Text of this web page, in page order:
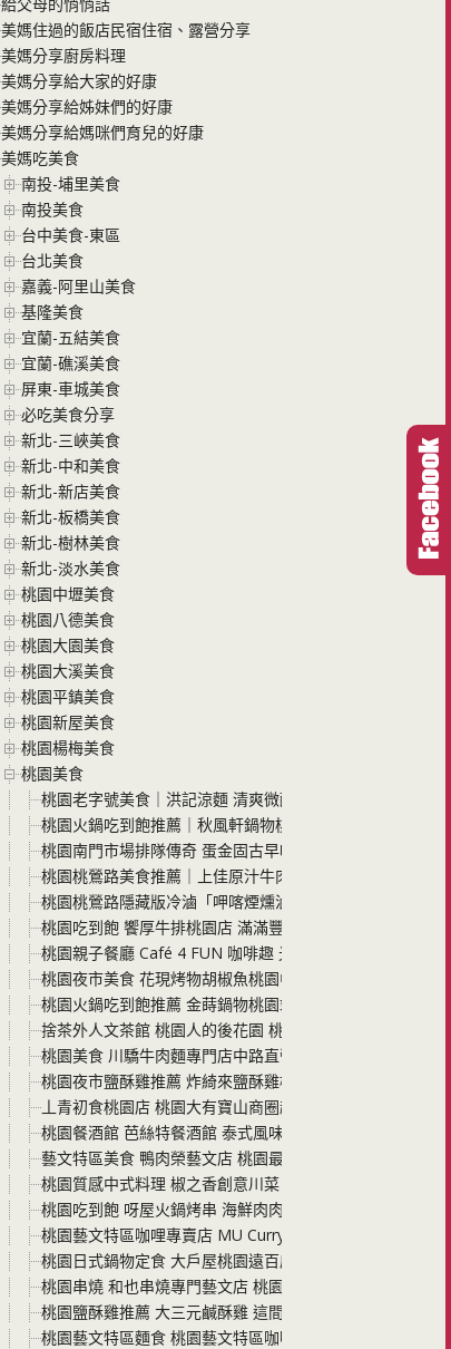
美媽住過的飯店民宿住宿、露營分享
美媽分享廚房料理
美媽分享給大家的好康
美媽分享給姊妹們的好康
美媽分享給媽咪們育兒的好康
美媽吃美食
南投-埔里美食
南投美食
台中美食-東區
台北美食
嘉義-阿里山美食
基隆美食
宜蘭-五結美食
宜蘭-礁溪美食
屏東-車城美食
必吃美食分享
新北-三峽美食
新北-中和美食
新北-新店美食
新北-板橋美食
新北-樹林美食
新北-淡水美食
桃園中壢美食
桃園八德美食
桃園大園美食
桃園大溪美食
桃園平鎮美食
桃園新屋美食
桃園楊梅美食
桃園美食
桃園老字號美食｜洪記涼麵 清爽微酸的Q彈麵條，配上爆
桃園火鍋吃到飽推薦｜秋風軒鍋物桃園ATT筷食尚店 全新
桃園南門市場排隊傳奇 蛋金固古早味現烤蛋糕 必吃口味、
桃園桃鶯路美食推薦｜上佳原汁牛肉麵-桃園店，高CP值牛
桃園桃鶯路隱藏版冷滷「呷喀煙燻滷味」在地人激推的冷
桃園吃到飽 饗厚牛排桃園店 滿滿豐盛自助吧任你夾 只要
桃園親子餐廳 Café 4 FUN 咖啡趣 光是遊戲區就有三個也
桃園夜市美食 花現烤物胡椒魚桃園中正店 怕土味的快來
桃園火鍋吃到飽推薦 金蒔鍋物桃園站前店 雙人套餐吃和
捨茶外人文茶館 桃園人的後花園 桃園古色古香巷弄裡的
桃園美食 川驕牛肉麵專門店中路直營店 這家桃園牛肉麵
桃園夜市鹽酥雞推薦 炸綺來鹽酥雞桃園中正店下午3:30就
丄青初食桃園店 桃園大有寶山商圈超人氣早午餐 桃園網
桃園餐酒館 芭絲特餐酒館 泰式風味料理、進口酒類，價格
藝文特區美食 鴨肉榮藝文店 桃園最文青的鴨肉店 就像咖
桃園質感中式料理 椒之香創意川菜 辣、麻、香卻不嗆不死
桃園吃到飽 呀屋火鍋烤串 海鮮肉肉火鍋 串烤 生啤任你吃
桃園藝文特區咖哩專賣店 MU Curry 暮咖哩 停車方便無服
桃園日式鍋物定食 大戶屋桃園遠百店 平價日式高品質好料
桃園串燒 和也串燒專門藝文店 桃園最有氣氛的串燒居酒屋
桃園鹽酥雞推薦 大三元鹹酥雞 這間絕對可以說是桃園特色
桃園藝文特區麵食 桃園藝文特區咖啡廳 潮月沙茶匠私房